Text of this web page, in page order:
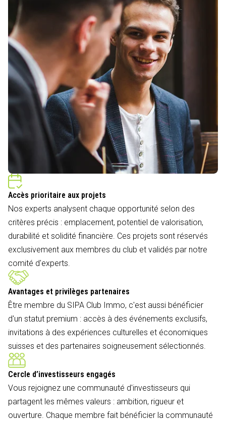
Accès prioritaire aux projets
Nos experts analysent chaque opportunité selon des
critères précis : emplacement, potentiel de valorisation,
durabilité et solidité financière. Ces projets sont réservés
exclusivement aux membres du club et validés par notre
comité d'experts.
Avantages et privilèges partenaires
Être membre du SIPA Club Immo, c'est aussi bénéficier
d'un statut premium : accès à des événements exclusifs,
invitations à des expériences culturelles et économiques
suisses et des partenaires soigneusement sélectionnés.
Cercle d’investisseurs engagés
Vous rejoignez une communauté d'investisseurs qui
partagent les mêmes valeurs : ambition, rigueur et
ouverture. Chaque membre fait bénéficier la communauté